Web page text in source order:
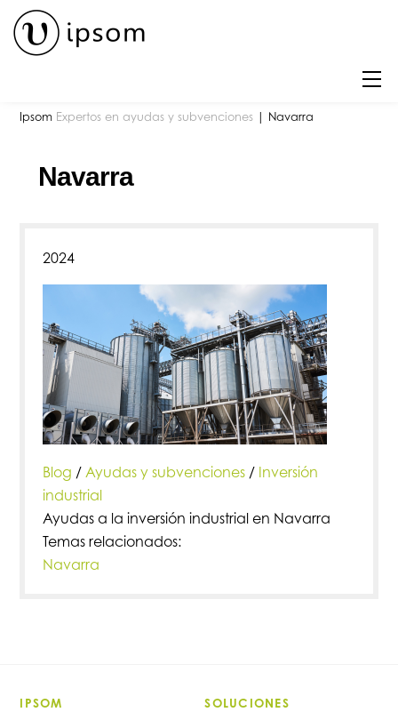
Skip
content
Ipsom Expertos en ayudas y subvenciones Navarra
Navarra
2024
Blog / Ayudas y subvenciones/ Inversión
industrial
Ayudas a la inversión industrial en Navarra
Temas relacionados:
Navarra
IPSOM SOLUCIONES